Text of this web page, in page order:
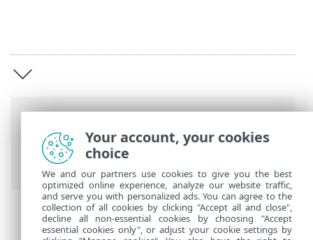
ESET Online Yardım
ESET Server
Security> Genel Bakış
Your account, your cookies
choice
We and our partners use cookies to give you the best
optimized online experience, analyze our website traffic,
and serve you with personalized ads. You can agree to the
collection of all cookies by clicking "Accept all and close",
decline all non-essential cookies by choosing "Accept
essential cookies only", or adjust your cookie settings by